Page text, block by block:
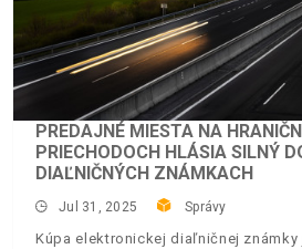
PREDAJNÉ MIESTA NA
PRIECHODOCH HLÁSIA SILNÝ
DIAĽNIČNÝCH ZNÁMKACH
Jul 31, 2025 Správy
Kúpa elektronickej diaľničnej známky